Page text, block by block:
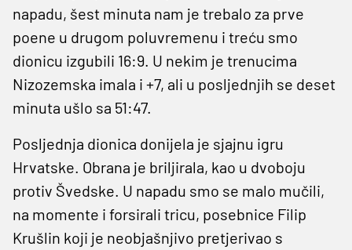
napadu, šest minuta nam je trebalo za prve
poene u drugom poluvremenu i treću smo
dionicu izgubili 16:9. U nekim je trenucima
Nizozemska imala i +7, ali u posljednjih se deset
minuta ušlo sa 51:47.
Posljednja dionica donijela je sjajnu igru
Hrvatske. Obrana je briljirala, kao u dvoboju
protiv Švedske. U napadu smo se malo mučili,
na momente i forsirali tricu, posebnice Filip
Krušlin koji je neobjašnjivo pretjerivao s